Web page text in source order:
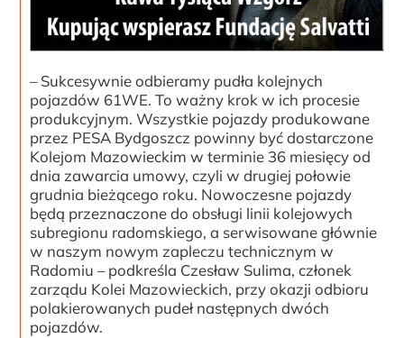
– Sukcesywnie odbieramy pudła kolejnych
pojazdów 61WE. To ważny krok w ich procesie
produkcyjnym. Wszystkie pojazdy produkowane
przez PESA Bydgoszcz powinny być dostarczone
Kolejom Mazowieckim w terminie 36 miesięcy od
dnia zawarcia umowy, czyli w drugiej połowie
grudnia bieżącego roku. Nowoczesne pojazdy
będą przeznaczone do obsługi linii kolejowych
subregionu radomskiego, a serwisowane głównie
w naszym nowym zapleczu technicznym w
Radomiu – podkreśla Czesław Sulima, członek
zarządu Kolei Mazowieckich, przy okazji odbioru
polakierowanych pudeł następnych dwóch
pojazdów.